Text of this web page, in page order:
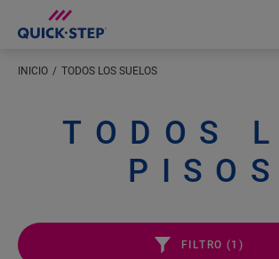
INICIO TODOS LOS SUELOS
TODOS
PISOS
FILTRO (1 )